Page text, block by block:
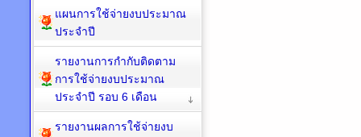
แผนการใช้จ่ายงบประมาณ
ประจำปี
รายงานการกำกับติดตาม
การใช้จ่ายงบประมาณ
ประจำปี รอบ 6 เดือน
รายงานผลการใช้จ่ายงบ